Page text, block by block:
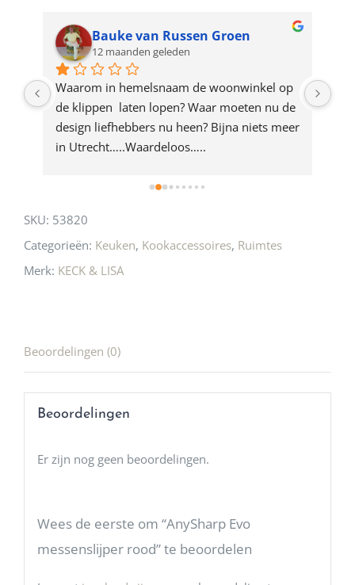
product
Bauke van Russen Groen
12 maanden geleden
Waarom in hemelsnaam de woonwinkel op
de klippen  laten lopen? Waar moeten nu de
design liefhebbers nu heen? Bijna niets meer
in Utrecht…..Waardeloos…..
SKU: 53820
Categorieën: Keuken, Kookaccessoires, Ruimtes
Merk: KECK & LISA
Beoordelingen (0)
Beoordelingen
Er zijn nog geen beoordelingen.
Wees de eerste om “AnySharp Evo
messenslijper rood” te beoordelen